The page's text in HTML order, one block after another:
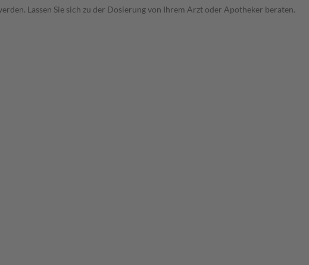
Lassen Sie sich zu der Dosierung von Ihrem Arzt oder Apotheker beraten.